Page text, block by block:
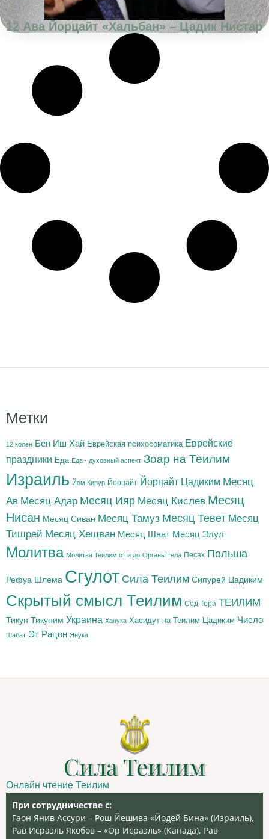
12 Ава Йорцайт «Хальбан» – Цадик Нистар
Метки
12 колен Бен Иш Хай Еврейская психосоматика Еврейские
праздники Еда Еда - духовный аспект Зоар на Теилим
Израиль Йом Кипур Йорцайт Йорцайт Цадиким Месяц
Ав Месяц Адар Месяц Ияр Месяц Кислев Месяц
Нисан Месяц Сиван Месяц Тамуз Месяц Тевет Месяц
Тишрей Месяц Хешван Месяц Шват Месяц Элул
Молитва Молитва Теилим от и до Органы тела Песах Польша
Рефуа Шлема Сгулот Сила Теилим Сипурей Цадиким
Скрытый смысл Теилим Сод Тора ТЕИЛИМ
Тикун Тикуним Украина Ханука Хасидут на Теилим Цадиким Число
Шабат Эт Рацон Янука
Сила Теилим
Онлайн чтение Теилим
При сотрудничестве с:
Гаон Янив Ассури – Рош Йешива «Йодей Бина» (Израиль),
Рав Исраэль Якобов – «Ор Исраэль» (Канада), Рав